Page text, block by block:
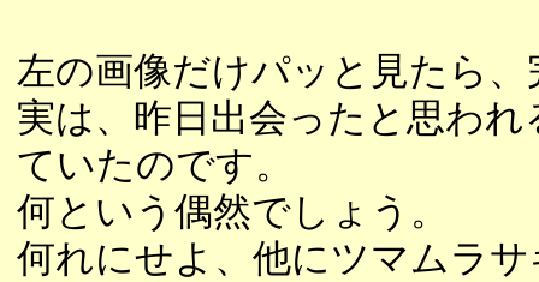
左の画像だけパッと見たら
実は、昨日出会ったと思わ
ていたのです。
何という偶然でしょう。
何れにせよ、他にツマムラ